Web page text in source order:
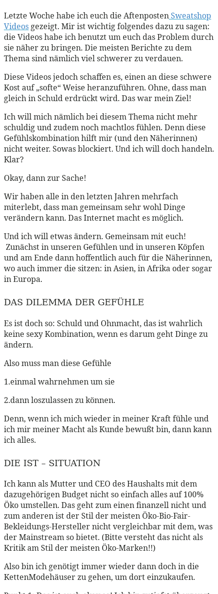
Letzte Woche habe ich euch die AftenpostenSweatshop
Videos gezeigt. Mir ist wichtig folgendes dazu zu sagen:
die Videos habe ich benutzt um euch das Problem durch
sie näher zu bringen. Die meisten Berichte zu dem
Thema sind nämlich viel schwerer zu verdauen.
Diese Videos jedoch schaffen es, einen an diese schwere
Kost auf „softe“ Weise heranzuführen. Ohne, dass man
gleich in Schuld erdrückt wird. Das war mein Ziel!
Ich will mich nämlich bei diesem Thema nicht mehr
schuldig und zudem noch machtlos fühlen. Denn diese
Gefühlskombination hilft mir (und den Näherinnen)
nicht weiter. Sowas blockiert. Und ich will doch handeln.
Klar?
Okay, dann zur Sache!
Wir haben alle in den letzten Jahren mehrfach
miterlebt, dass man gemeinsam sehr wohl Dinge
verändern kann. Das Internet macht es möglich.
Und ich will etwas ändern. Gemeinsam mit euch!
Zunächst in unseren Gefühlen und in unseren Köpfen
und am Ende dann hoffentlich auch für die Näherinnen,
wo auch immer die sitzen: in Asien, in Afrika oder sogar
in Europa.
DAS DILEMMA DER GEFÜHLE
Es ist doch so: Schuld und Ohnmacht, das ist wahrlich
keine sexy Kombination, wenn es darum geht Dinge zu
ändern.
Also muss man diese Gefühle
1.einmal wahrnehmen um sie
2.dann loszulassen zu können.
Denn, wenn ich mich wieder in meiner Kraft fühle und
ich mir meiner Macht als Kunde bewußt bin, dann kann
ich alles.
DIE IST – SITUATION
Ich kann als Mutter und CEO des Haushalts mit dem
dazugehörigen Budget nicht so einfach alles auf 100%
Öko umstellen. Das geht zum einen finanzell nicht und
zum anderen ist der Stil der meisten Öko-Bio-Fair-
Bekleidungs-Hersteller nicht vergleichbar mit dem, was
der Mainstream so bietet. (Bitte versteht das nicht als
Kritik am Stil der meisten Öko-Marken!!)
Also bin ich genötigt immer wieder dann doch in die
KettenModehäuser zu gehen, um dort einzukaufen.